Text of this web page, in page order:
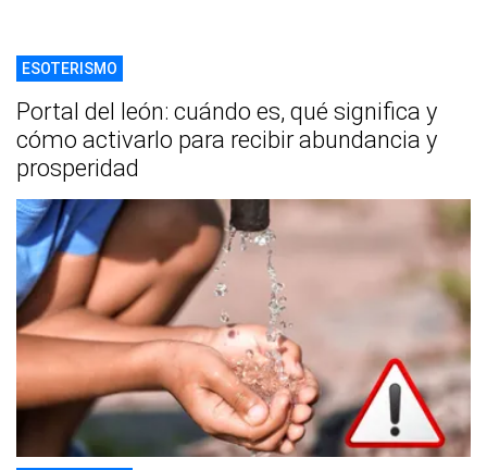
ESOTERISMO
Portal del león: cuándo es, qué significa y
cómo activarlo para recibir abundancia y
prosperidad